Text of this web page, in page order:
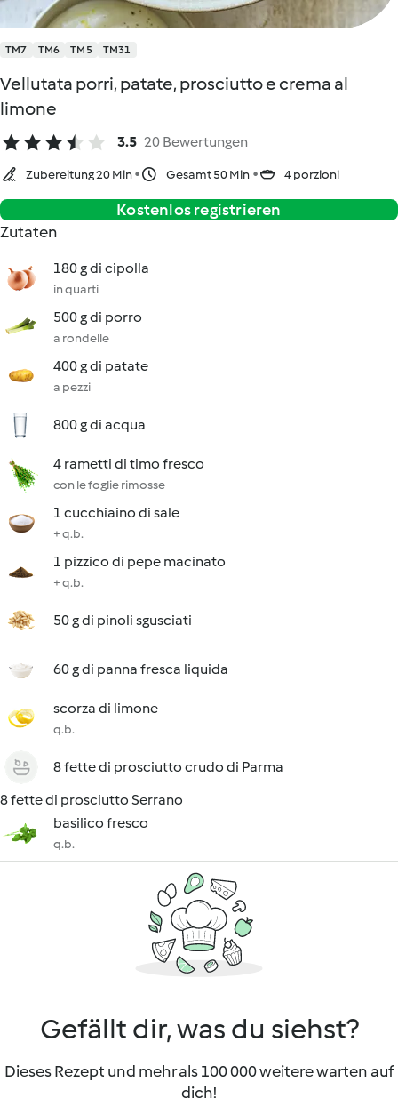
TM7 TM6 TM5 TM31
Vellutata porri, patate, prosciutto e crema al
limone
3.5 20 Bewertungen
Zubereitung 20 Min Gesamt 50 Min 4 porzioni
Kostenlos registrieren
Zutaten
180 g di cipolla
in quarti
500 g di porro
a rondelle
400 g di patate
a pezzi
800 g di acqua
4 rametti di timo fresco
con le foglie rimosse
1 cucchiaino di sale
+ q.b.
1 pizzico di pepe macinato
+ q.b.
50 g di pinoli sgusciati
60 g di panna fresca liquida
scorza di limone
q.b.
8 fette di prosciutto crudo di Parma
8 fette di prosciutto Serrano
basilico fresco
q.b.
Gefällt dir, was du siehst?
Dieses Rezept und mehr als 100 000 weitere warten auf
dich!